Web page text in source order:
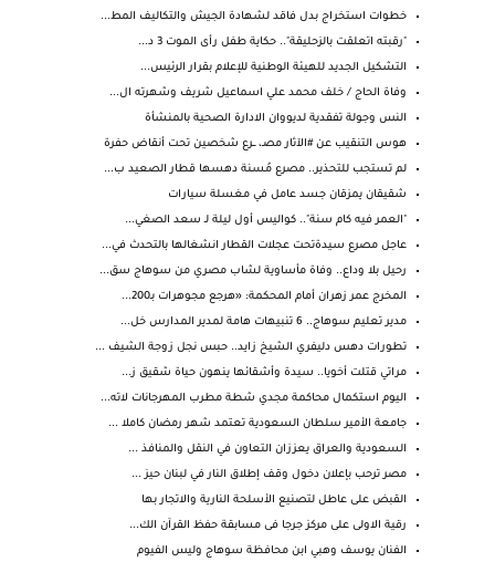
خطوات استخراج بدل فاقد لشهادة الجيش والتكاليف المط...
"رقبته اتعلقت بالزحليقة".. حكاية طفل رأى الموت 3 د...
التشكيل الجديد للهيئة الوطنية للإعلام بقرار الرئيس...
وفاة الحاج / خلف محمد علي اسماعيل شريف وشهرته ال...
النس وجولة تفقدية لديووان الادارة الصحية بالمنشأة
هوس التنقيب عن #الآثار مصـ، ــرع شخصين تحت أنقاض حفرة
لم تستجب للتحذير.. مصرع مُسنة دهسها قطار الصعيد ب...
شقيقان يمزقان جسد عامل في مغسلة سيارات
"العمر فيه كام سنة".. كواليس أول ليلة لـ سعد الصغي...
عاجل مصرع سيدةتحت عجلات القطار انشغالها بالتحدث في...
رحيل بلا وداع.. وفاة مأساوية لشاب مصري من سوهاج سق...
المخرج عمر زهران أمام المحكمة: «هرجع مجوهرات بـ200...
مدير تعليم سوهاج.. 6 تنبيهات هامة لمدير المدارس خل...
تطورات دهس دليفري الشيخ زايد.. حبس نجل زوجة الشيف ...
مراتي قتلت أخويا.. سيدة وأشقائها ينهون حياة شقيق ز...
اليوم استكمال محاكمة مجدي شطة مطرب المهرجانات لاته...
جامعة الأمير سلطان السعودية تعتمد شهر رمضان كاملا ...
السعودية والعراق يعززان التعاون في النقل والمنافذ ...
مصر ترحب بإعلان دخول وقف إطلاق النار في لبنان حيز ...
القبض على عاطل لتصنيع الأسلحة النارية والاتجار بها
رقية الاولى على مركز جرجا فى مسابقة حفظ القرآن الك...
الفنان يوسف وهبي ابن محافظة سوهاج وليس الفيوم